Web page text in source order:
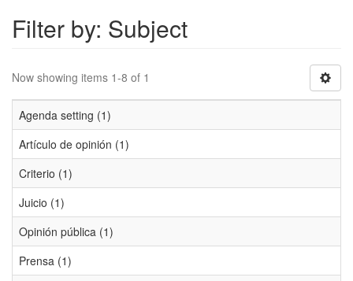
Filter by: Subject
Now showing items 1-8 of 1
Agenda setting (1)
Artículo de opinión (1)
Criterio (1)
Juicio (1)
Opinión pública (1)
Prensa (1)